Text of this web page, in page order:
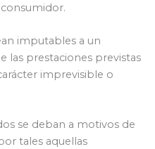
imputables a un
las prestaciones previstas
imprevisible o
se deban a motivos de
tales aquellas